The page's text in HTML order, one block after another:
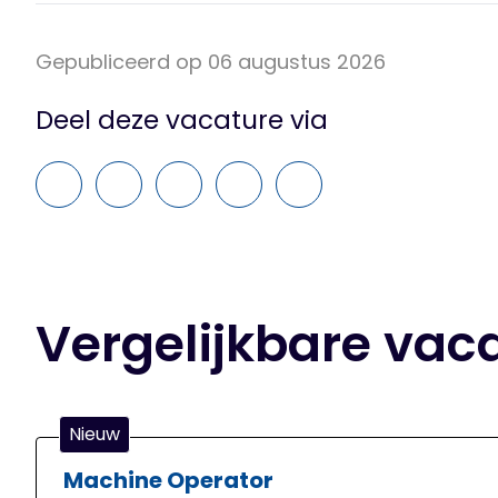
Gepubliceerd op 06 augustus 2026
Deel deze vacature via
Vergelijkbare
Nieuw
Machine Operator